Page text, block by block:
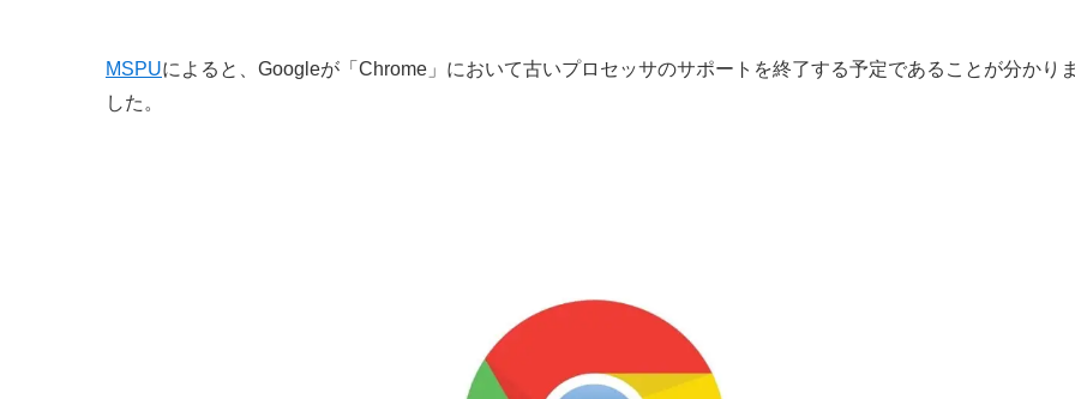
MSPUによると、Googleが「Chrome」において古いプロセッサのサポートを終了する予定であることが分かりま
した。